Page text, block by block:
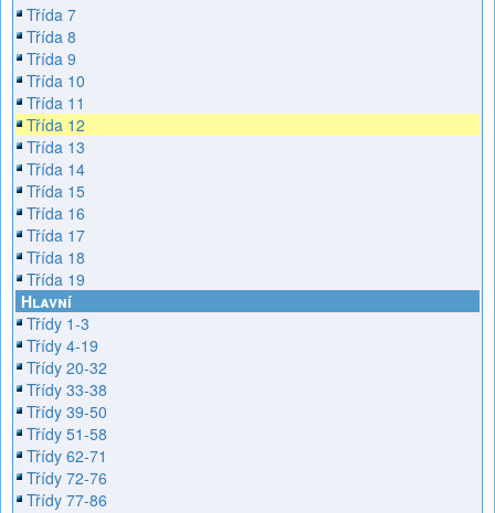
Třída 7
Třída 8
Třída 9
Třída 10
Třída 11
Třída 12
Třída 13
Třída 14
Třída 15
Třída 16
Třída 17
Třída 18
Třída 19
Hlavní
Třídy 1-3
Třídy 4-19
Třídy 20-32
Třídy 33-38
Třídy 39-50
Třídy 51-58
Třídy 62-71
Třídy 72-76
Třídy 77-86